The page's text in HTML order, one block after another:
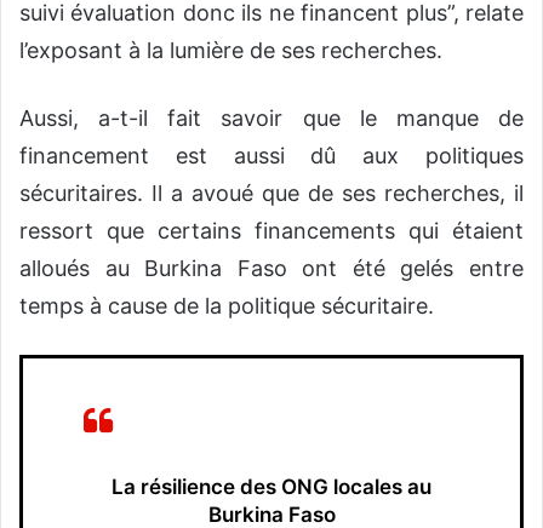
suivi évaluation donc ils ne financent plus”, relate
l’exposant à la lumière de ses recherches.
Aussi, a-t-il fait savoir que le manque de
financement est aussi dû aux politiques
sécuritaires. Il a avoué que de ses recherches, il
ressort que certains financements qui étaient
alloués au Burkina Faso ont été gelés entre
temps à cause de la politique sécuritaire.
La résilience des ONG locales au
Burkina Faso